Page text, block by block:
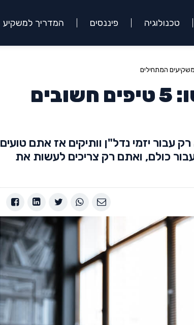
טכנולוגיה פיננסים המדריך למשקיע
עולם השקעות הקריפטו: 5 טיפים חשובים
יזמי נדל"ן וותיקים אז אתם טועים
כולם, ואתם רק צריכים לעשות את